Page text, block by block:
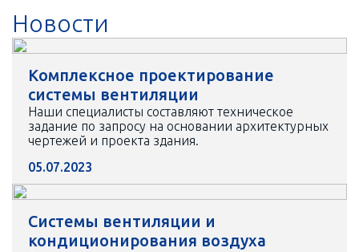
Новости
Комплексное проектирование
системы вентиляции
Наши специалисты составляют техническое
задание по запросу на основании архитектурных
чертежей и проекта здания.
05.07.2023
Системы вентиляции и
кондиционирования воздуха